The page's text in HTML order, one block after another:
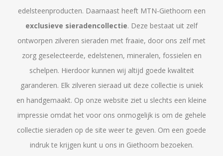
edelsteenproducten. Daarnaast heeft MTN-Giethoorn een
exclusieve sieradencollectie. Deze bestaat uit zelf
ontworpen zilveren sieraden met fraaie, door ons zelf met
zorg geselecteerde, edelstenen, mineralen, fossielen en
schelpen. Hierdoor kunnen wij altijd goede kwaliteit
garanderen. Elk zilveren sieraad uit deze collectie is uniek
en handgemaakt. Op onze website ziet u slechts een kleine
impressie omdat het voor ons onmogelijk is om de gehele
collectie sieraden op de site weer te geven. Om een goede
indruk te krijgen kunt u ons in Giethoorn bezoeken.